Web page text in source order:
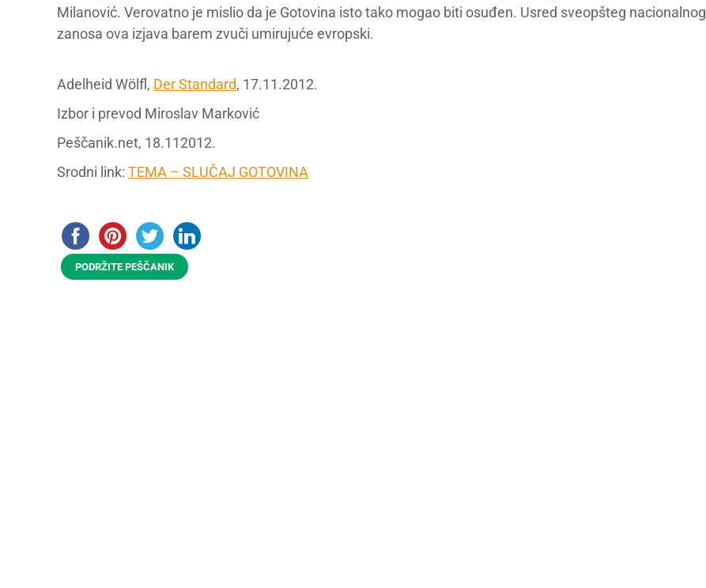
Milanović. Verovatno je mislio da je Gotovina isto tako mogao biti osuđen. Usred sveopšteg nacionalnog
zanosa ova izjava barem zvuči umirujuće evropski.
Adelheid Wölfl, Der Standard, 17.11.2012.
Izbor i prevod Miroslav Marković
Peščanik.net, 18.112012.
Srodni link: TEMA – SLUČAJ GOTOVINA
PODRŽITE PEŠČANIK